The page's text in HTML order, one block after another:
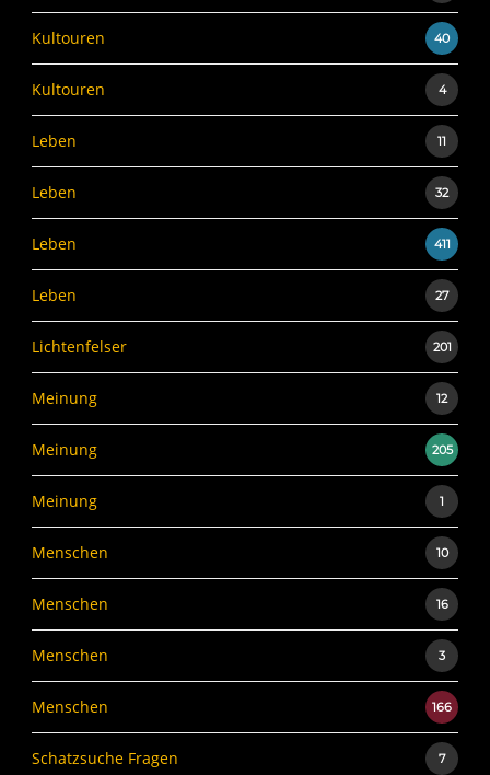
Kultouren 40
Kultouren 4
Leben 11
Leben 32
Leben 411
Leben 27
Lichtenfelser 201
Meinung 12
Meinung 205
Meinung 1
Menschen 10
Menschen 16
Menschen 3
Menschen 166
Schatzsuche Fragen 7